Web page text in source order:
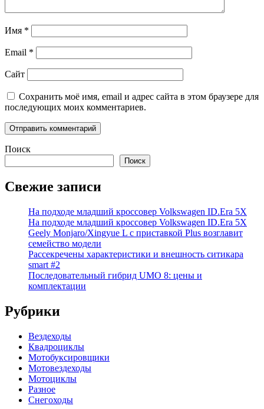
Имя *
Email *
Сайт
Сохранить моё имя, email и адрес сайта в этом браузере для
последующих моих комментариев.
Поиск
Поиск
Свежие записи
На подходе младший кроссовер Volkswagen ID.Era 5X
На подходе младший кроссовер Volkswagen ID.Era 5X
Geely Monjaro/Xingyue L с приставкой Plus возглавит
семейство модели
Рассекречены характеристики и внешность ситикара
smart #2
Последовательный гибрид UMO 8: цены и
комплектации
Рубрики
Вездеходы
Квадроциклы
Мотобуксировщики
Мотовездеходы
Мотоциклы
Разное
Снегоходы